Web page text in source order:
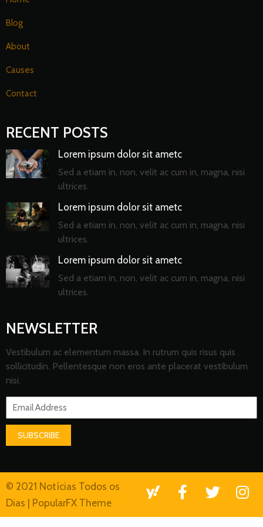
Blog
About
Causes
Contact
RECENT POSTS
Lorem ipsum dolor sit ametc
Sed a etiam in, non, velit ac cum in, magna, nisi
ultrices.
Lorem ipsum dolor sit ametc
Sed a etiam in, non, velit ac cum in, magna, nisi
ultrices.
Lorem ipsum dolor sit ametc
Sed a etiam in, non, velit ac cum in, magna, nisi
ultrices.
NEWSLETTER
Vestibulum ac elementum massa. In rutrum quis risus quis
sollicitudin. Pellentesque non eros ante placerat vestibulum
nisi.
SUBSCRIBE
© 2021 Notícias Todos os
Dias | PopularFX Theme